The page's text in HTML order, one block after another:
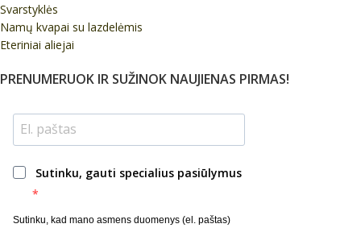
Svarstyklės
Namų kvapai su lazdelėmis
Eteriniai aliejai
PRENUMERUOK IR SUŽINOK NAUJIENAS PIRMAS!
Sutinku, gauti specialius pasiūlymus
Sutinku, kad mano asmens duomenys (el. paštas)